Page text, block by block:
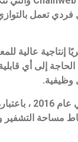
تعمل
إنتاجية عالية
الحاجة إلى أي
وظيفية.
مساحة التشفير